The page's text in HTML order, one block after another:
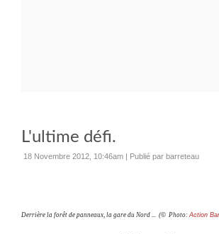
L'ultime défi.
18 Novembre 2012, 10:46am | Publié par barreteau
Derrière la forêt de panneaux, la gare du Nord ... (© Photo:Action